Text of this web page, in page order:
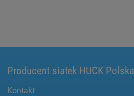
Producent siatek HUCK Polska
Kontakt